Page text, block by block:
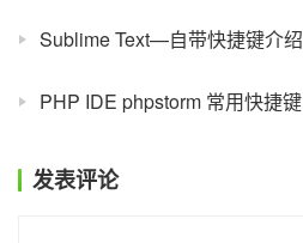
Sublime Text—自带快捷键介绍
PHP IDE phpstorm 常用快捷键
发表评论